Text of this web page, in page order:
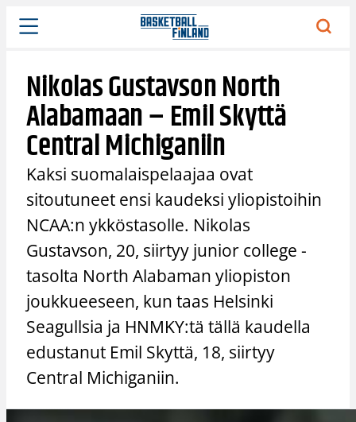
Siirry
sisältöön
Nikolas Gustavson North
Alabamaan – Emil Skyttä
Central Michiganiin
Kaksi suomalaispelaajaa ovat
sitoutuneet ensi kaudeksi yliopistoihin
NCAA:n ykköstasolle. Nikolas
Gustavson, 20, siirtyy junior college -
tasolta North Alabaman yliopiston
joukkueeseen, kun taas Helsinki
Seagullsia ja HNMKY:tä tällä kaudella
edustanut Emil Skyttä, 18, siirtyy
Central Michiganiin.